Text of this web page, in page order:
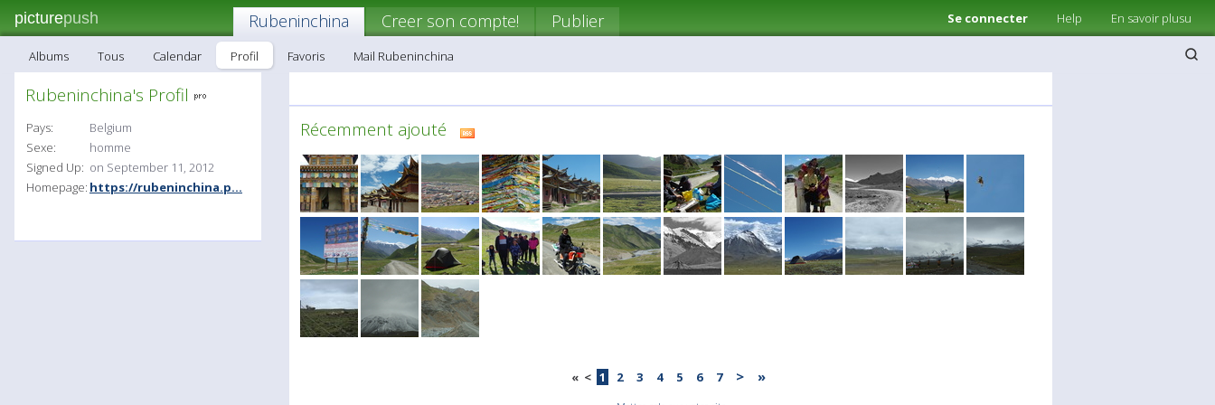
picturepush Se connecter Help En savoir plusu
Rubeninchina Creer son compte! Publier
Albums Tous Calendar Profil Favoris Mail Rubeninchina
Rubeninchina's Profil
Pays:
Belgium
Sexe:
homme
Signed Up: on September 11, 2012
Homepage: https://rubeninchina.p...
Récemment ajouté
« < 1 2 3 4 5 6 7 > »